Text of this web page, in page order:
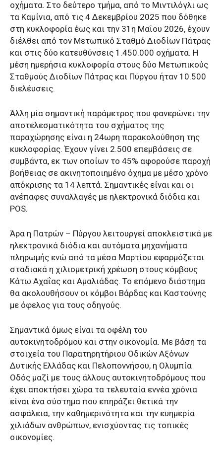
οχήματα. Στο δεύτερο τμήμα, από το Μιντιλόγλι ως
τα Καμίνια, από τις 4 Δεκεμβρίου 2025 που δόθηκε
στη κυκλοφορία έως και την 31η Μαΐου 2026, έχουν
διέλθει από τον Μετωπικό Σταθμό Διοδίων Πάτρας
και στις δύο κατευθύνσεις 1.450.000 οχήματα. Η
μέση ημερήσια κυκλοφορία στους δύο Μετωπικούς
Σταθμούς Διοδίων Πάτρας και Πύργου ήταν 10.500
διελέυσεις.
Άλλη μία σημαντική παράμετρος που φανερώνει την
αποτελεσματικότητα του σχήματος της
παραχώρησης είναι η 24ωρη παρακολούθηση της
κυκλοφορίας. Έχουν γίνει 2.500 επεμβάσεις σε
συμβάντα, εκ των οποίων το 45% αφορούσε παροχή
βοήθειας σε ακινητοποιημένο όχημα με μέσο χρόνο
απόκρισης τα 14 λεπτά. Σημαντικές είναι και οι
ανέπαφες συναλλαγές με ηλεκτρονικά διόδια και
POS.
Άρα η Πατρών – Πύργου λειτουργεί αποκλειστικά με
ηλεκτρονικά διόδια και αυτόματα μηχανήματα
πληρωμής ενώ από τα μέσα Μαρτίου εφαρμόζεται
σταδιακά η χιλιομετρική χρέωση στους κόμβους
Κάτω Αχαΐας και Αμαλιάδας. Το επόμενο διάστημα
θα ακολουθήσουν οι κόμβοι Βάρδας και Καστούνης
με όφελος για τους οδηγούς.
Σημαντικά όμως είναι τα οφέλη του
αυτοκινητοδρόμου και στην οικονομία. Με βάση τα
στοιχεία του Παρατηρητήριου Οδικών Αξόνων
Δυτικής Ελλάδας και Πελοποννήσου, η Ολυμπία
Οδός μαζί με τους άλλους αυτοκινητοδρόμους που
έχει αποκτήσει χώρα τα τελευταία εννέα χρόνια
είναι ένα σύστημα που επηράζει θετικά την
ασφάλεια, την καθημερινότητα και την ευημερία
χιλιάδων ανθρώπων, ενισχύοντας τις τοπικές
οικονομίες.